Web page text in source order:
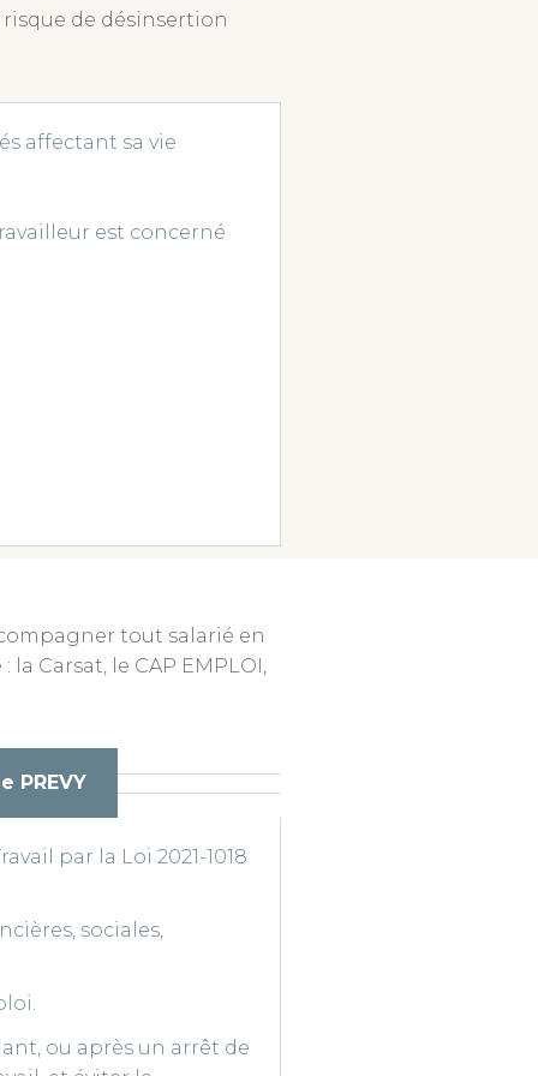
risque de désinsertion
affectant sa vie
est concerné
tout salarié en
Carsat, le CAP EMPLOI,
PREVY
par la Loi 2021-1018
sociales,
ou après un arrêt de